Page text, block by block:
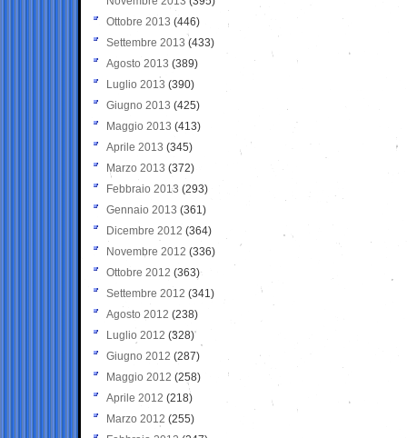
Ottobre 2013 (446)
Settembre 2013 (433)
Agosto 2013 (389)
Luglio 2013 (390)
Giugno 2013 (425)
Maggio 2013 (413)
Aprile 2013 (345)
Marzo 2013 (372)
Febbraio 2013 (293)
Gennaio 2013 (361)
Dicembre 2012 (364)
Novembre 2012 (336)
Ottobre 2012 (363)
Settembre 2012 (341)
Agosto 2012 (238)
Luglio 2012 (328)
Giugno 2012 (287)
Maggio 2012 (258)
Aprile 2012 (218)
Marzo 2012 (255)